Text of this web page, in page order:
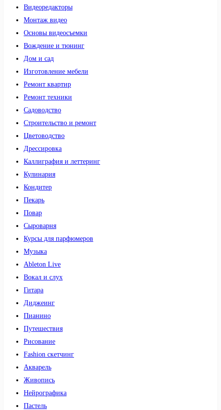
Видеоредакторы
Монтаж видео
Основы видеосъемки
Вождение и тюнинг
Дом и сад
Изготовление мебели
Ремонт квартир
Ремонт техники
Садоводство
Строительство и ремонт
Цветоводство
Дрессировка
Каллиграфия и леттеринг
Кулинария
Кондитер
Пекарь
Повар
Сыроварня
Курсы для парфюмеров
Музыка
Ableton Live
Вокал и слух
Гитара
Диджеинг
Пианино
Путешествия
Рисование
Fashion скетчинг
Акварель
Живопись
Нейрографика
Пастель